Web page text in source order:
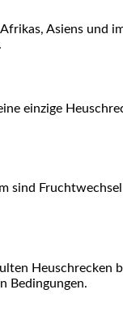
Asiens und
einzige
sind
Heuschrecken
Bedingungen.